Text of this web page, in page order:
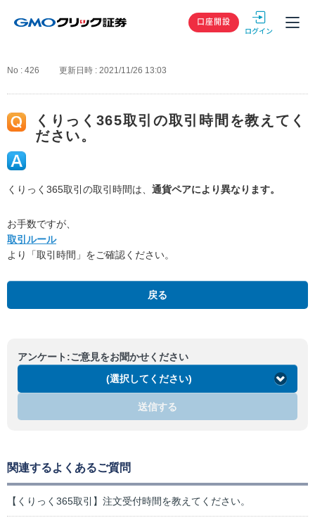
GMOクリック
口座開設
No : 426 更新日時 : 2021/11/26 13:03
くりっく365取引の取引時間を教えてく
ださい。
くりっく365取引の取引時間は、 通貨ペアにより異なります。
お手数ですが、
取引ルール
より「取引時間」をご確認ください。
戻る
アンケート:ご意見をお聞かせください
(選択してください)
送信する
関連するよくあるご質問
【くりっく365取引】注文受付時間を教えてください。